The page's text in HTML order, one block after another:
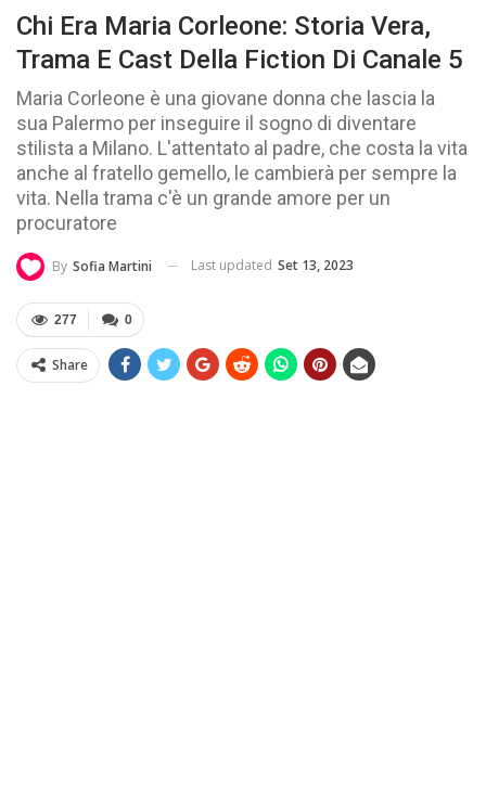
Chi Era Maria Corleone: Storia Vera,
Trama E Cast Della Fiction Di Canale 5
Maria Corleone è una giovane donna che lascia la
sua Palermo per inseguire il sogno di diventare
stilista a Milano. L'attentato al padre, che costa la vita
anche al fratello gemello, le cambierà per sempre la
vita. Nella trama c'è un grande amore per un
procuratore
By Sofia Martini Last updated Set 13, 2023
0
277
Share